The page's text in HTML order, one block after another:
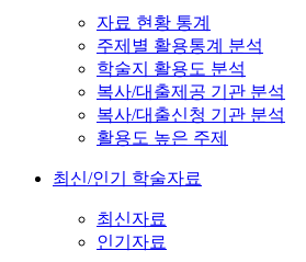
자료 현황 통계
주제별 활용통계 분석
학술지 활용도 분석
복사/대출제공 기관 분석
복사/대출신청 기관 분석
활용도 높은 주제
최신/인기 학술자료
최신자료
인기자료